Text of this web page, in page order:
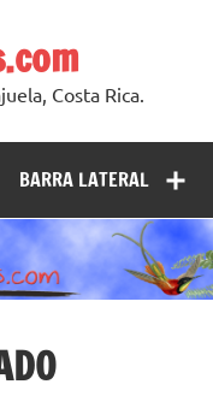
Costa Rica.
BARRA LATERAL